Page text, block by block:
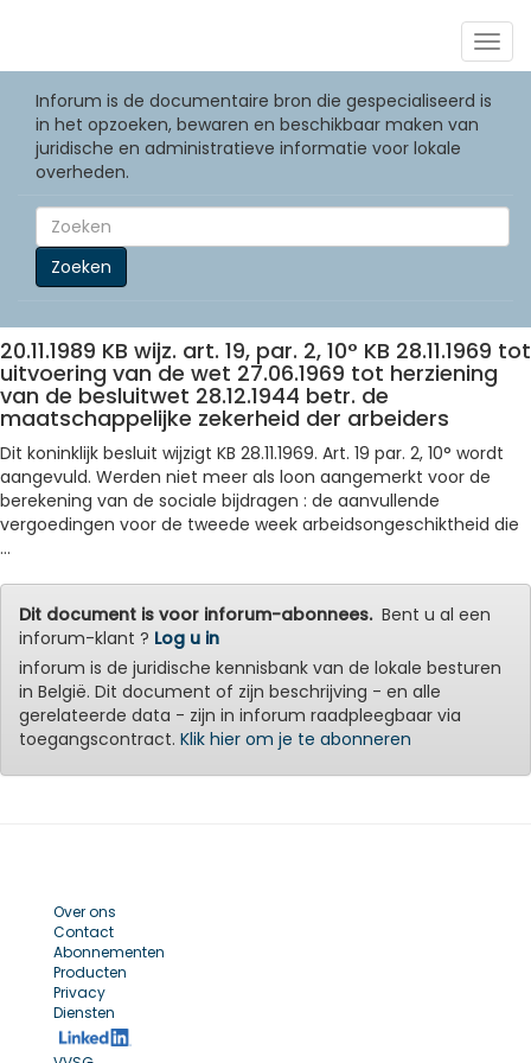
Inforum is de documentaire bron die gespecialiseerd is
in het opzoeken, bewaren en beschikbaar maken van
juridische en administratieve informatie voor lokale
overheden.
Zoeken
20.11.1989 KB wijz. art. 19, par. 2, 10° KB 28.11.1969 tot
uitvoering van de wet 27.06.1969 tot herziening
van de besluitwet 28.12.1944 betr. de
maatschappelijke zekerheid der arbeiders
Dit koninklijk besluit wijzigt KB 28.11.1969. Art. 19 par. 2, 10° wordt
aangevuld. Werden niet meer als loon aangemerkt voor de
berekening van de sociale bijdragen : de aanvullende
vergoedingen voor de tweede week arbeidsongeschiktheid die
...
Dit document is voor inforum-abonnees.Bent u al een
inforum-klant ? Log u in
inforum is de juridische kennisbank van de lokale besturen
in België. Dit document of zijn beschrijving - en alle
gerelateerde data - zijn in inforum raadpleegbaar via
toegangscontract. Klik hier om je te abonneren
Over ons
Contact
Abonnementen
Producten
Privacy
Diensten